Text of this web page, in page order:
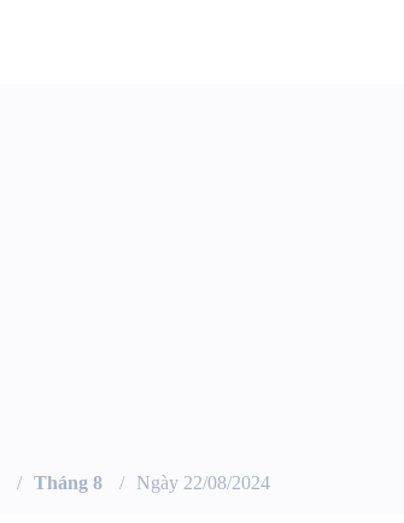
Tháng 8 Ngày 22/08/2024